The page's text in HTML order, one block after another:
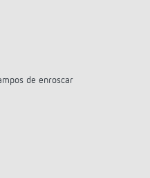
de enroscar